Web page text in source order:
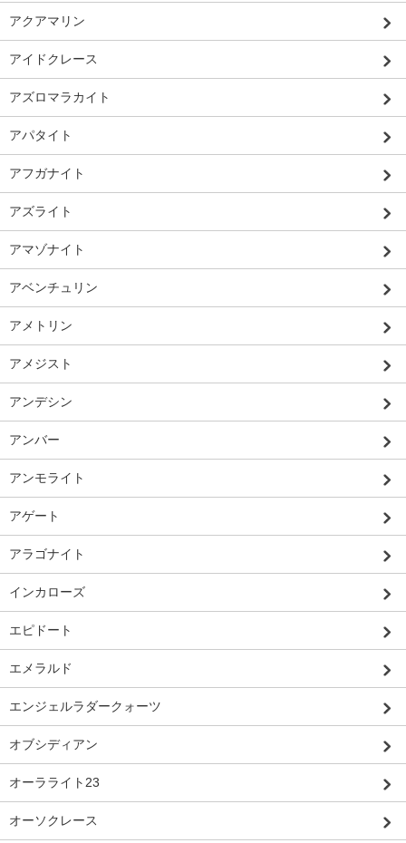
アクアマリン
アイドクレース
アズロマラカイト
アパタイト
アフガナイト
アズライト
アマゾナイト
アベンチュリン
アメトリン
アメジスト
アンデシン
アンバー
アンモライト
アゲート
アラゴナイト
インカローズ
エピドート
エメラルド
エンジェルラダークォーツ
オブシディアン
オーラライト23
オーソクレース